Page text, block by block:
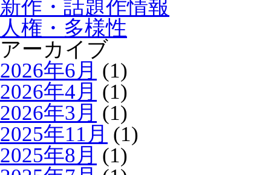
新作・話題作情報
人権・多様性
アーカイブ
2026年6月 (1)
2026年4月 (1)
2026年3月 (1)
2025年11月 (1)
2025年8月 (1)